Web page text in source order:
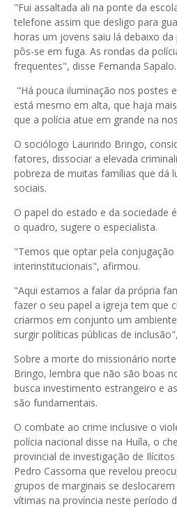
"Fui assaltada ali na ponte da
telefone assim que desligo para
horas um jovens saiu lá debaixo
pôs-se em fuga. As rondas da
frequentes", disse Fernanda Sapalo.
"Há pouca iluminação nos postes
está mesmo em alta, que haja
que a polícia atue em grande na
O sociólogo Laurindo Bringo,
fatores, dissociar a elevada
pobreza de muitas famílias que dá
sociais.
O papel do estado e da sociedade
o quadro, sugere o especialista.
"Temos que optar pela conjugação
interinstitucionais", afirmou.
"Aqui estamos a falar da própria
fazer o seu papel a igreja tem que
criarmos em conjunto um
surgir políticas públicas de
Sobre a morte do missionário
Bringo, lembra que não são boas
busca investimento estrangeiro e
são fundamentais.
O combate ao crime inclusive o
polícia nacional disse na Huíla, o
provincial de investigação de
Pedro Cassoma que revelou
grupos de marginais se
vítimas na província neste período